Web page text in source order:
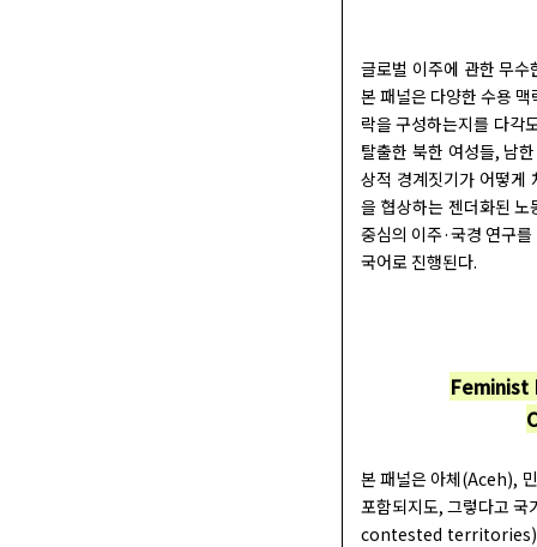
글로벌 이주에 관한 무수
본 패널은 다양한 수용
락을 구성하는지를 다각
탈출한 북한 여성들, 남
상적 경계짓기가 어떻게
을 협상하는 젠더화된 노
중심의 이주·국경 연구
국어로 진행된다.
Feminist
본 패널은 아체(Aceh),
포함되지도, 그렇다고
contested territories)’